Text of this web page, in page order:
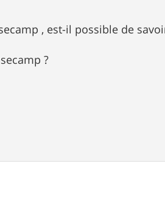
, est-il possible de
?